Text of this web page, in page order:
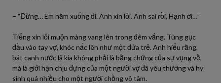
– “Đừng… Em nằm xuống đi. Anh xin lỗi. Anh sai rồi, Hạnh ơi…”
Tiếng xin lỗi muộn màng vang lên trong đêm vắng. Tùng gục
đầu vào tay vợ, khóc nấc lên như một đứa trẻ. Anh hiểu rằng,
bát canh nước lã kia không phải là bằng chứng của sự vụng về,
mà là giới hạn chịu đựng của một người vợ đã yêu thương và hy
sinh quá nhiều cho một người chồng vô tâm.